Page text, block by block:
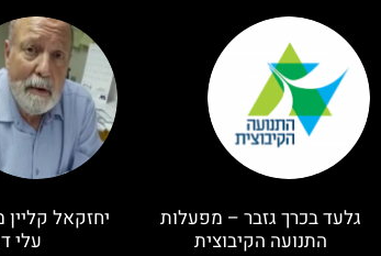
גלעד בכרך גזבר – מפעלות
התנועה הקיבוצית
יחזקאל קליין
עלי